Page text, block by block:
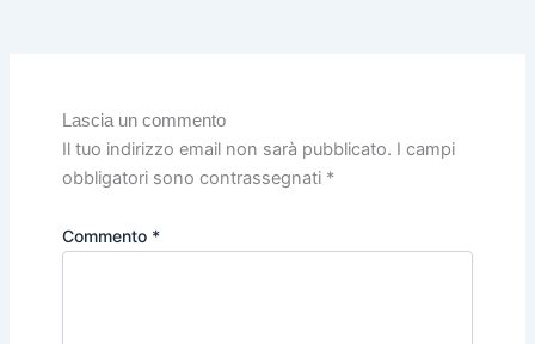
Lascia un commento
Il tuo indirizzo email non sarà pubblicato. I campi
obbligatori sono contrassegnati *
Commento *